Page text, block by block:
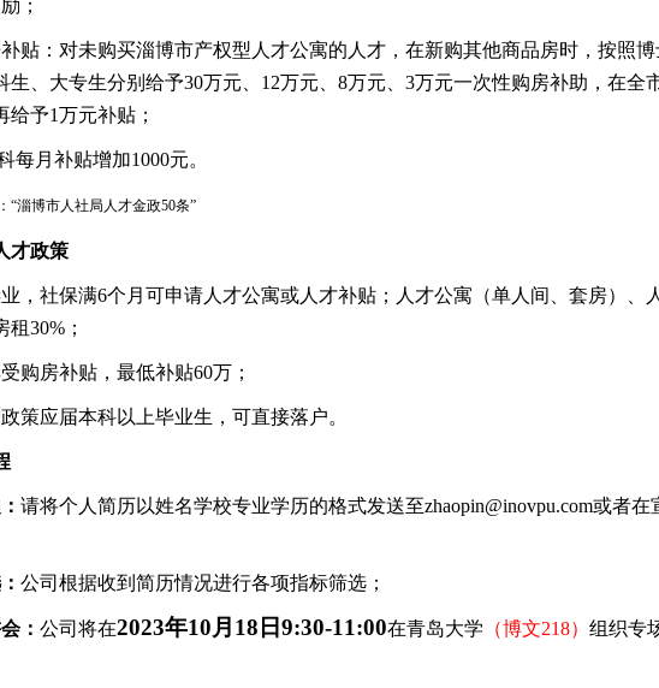
；
贴：对未购买淄博市产权型人才公寓的人才，在新购其他商品房时，按照
生、大专生分别给予30万元、12万元、8万元、3万元一次性购房补助，在全
给予1万元补贴；
每月补贴增加1000元。
“淄博市人社局人才金政50条”
才政策
，社保满6个月可申请人才公寓或人才补贴；人才公寓（单人间、套房）、
30%；
购房补贴，最低补贴60万；
策应届本科以上毕业生，可直接落户。
请将个人简历以姓名学校专业学历的格式发送至zhaopin@inovpu.com或者在
公司根据收到简历情况进行各项指标筛选；
： 公司 将在2023年10月18日9:30-11:00在青岛大学 （博文218） 组织专